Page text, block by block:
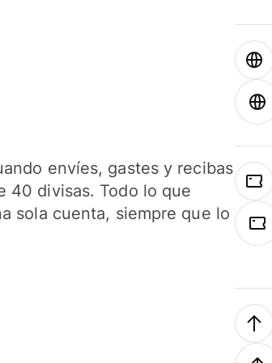
envíes, gastes y recibas
40 divisas. Todo lo que
sola cuenta, siempre que lo